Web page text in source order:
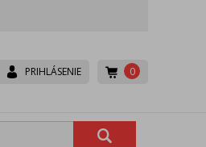
0
PRIHLÁSENIE